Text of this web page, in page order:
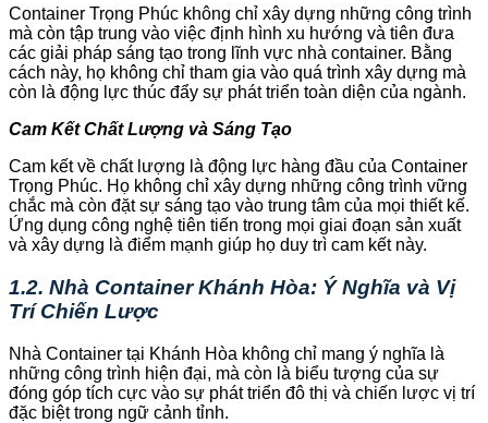
Container Trọng Phúc không chỉ xây dựng những công trình
mà còn tập trung vào việc định hình xu hướng và tiên đưa
các giải pháp sáng tạo trong lĩnh vực nhà container. Bằng
cách này, họ không chỉ tham gia vào quá trình xây dựng mà
còn là động lực thúc đẩy sự phát triển toàn diện của ngành.
Cam Kết Chất Lượng và Sáng Tạo
Cam kết về chất lượng là động lực hàng đầu của Container
Trọng Phúc. Họ không chỉ xây dựng những công trình vững
chắc mà còn đặt sự sáng tạo vào trung tâm của mọi thiết kế.
Ứng dụng công nghệ tiên tiến trong mọi giai đoạn sản xuất
và xây dựng là điểm mạnh giúp họ duy trì cam kết này.
1.2. Nhà Container Khánh Hòa: Ý Nghĩa và Vị
Trí Chiến Lược
Nhà Container tại Khánh Hòa không chỉ mang ý nghĩa là
những công trình hiện đại, mà còn là biểu tượng của sự
đóng góp tích cực vào sự phát triển đô thị và chiến lược vị trí
đặc biệt trong ngữ cảnh tỉnh.